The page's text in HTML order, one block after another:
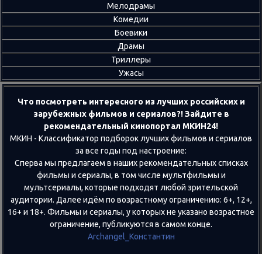
Мелодрамы
Комедии
Боевики
Драмы
Триллеры
Ужасы
Что посмотреть интересного из лучших российских и
зарубежных фильмов и сериалов?! Зайдите в
рекомендательный кинопортал МКИН24!
МКИН - Классификатор подборок лучших фильмов и сериалов
за все годы под настроение:
Сперва мы предлагаем в наших рекомендательных списках
фильмы и сериалы, в том числе мультфильмы и
мультсериалы, которые подходят любой зрительской
аудитории. Далее идём по возрастному ограничению: 6+, 12+,
16+ и 18+. Фильмы и сериалы, у которых не указано возрастное
ограничение, публикуются в самом конце.
Archangel_Константин